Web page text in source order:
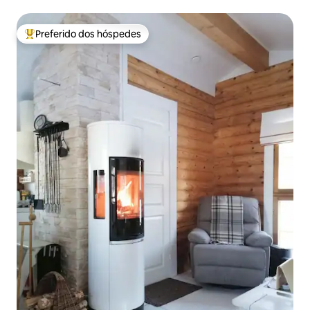
Entre os melhores preferidos dos hóspedes
Preferido dos hóspedes